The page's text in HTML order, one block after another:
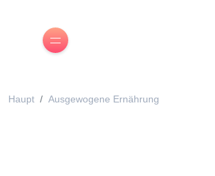
Haupt Ausgewogene Ernährung